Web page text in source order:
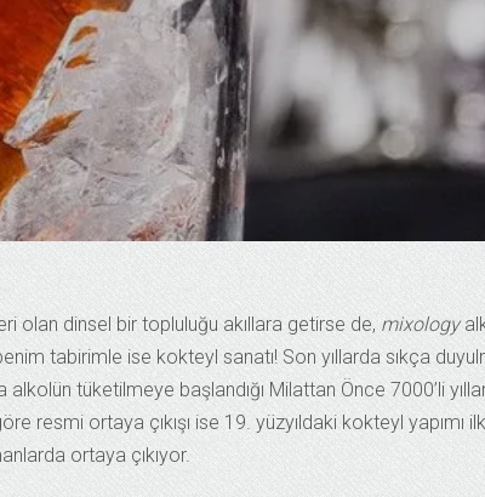
olan dinsel bir topluluğu akıllara getirse de,mixology
tabirimle ise kokteyl sanatı! Son yıllarda sıkça
tüketilmeye başlandığı Milattan Önce 7000’li
resmi ortaya çıkışı ise 19. yüzyıldaki kokteyl yapımı
ortaya çıkıyor.